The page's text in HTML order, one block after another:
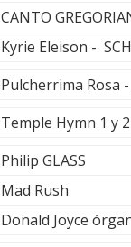
CANTO
Kyrie Eleison -
Pulcherrima Rosa -
Temple Hymn 1 y 2
Philip GLASS
Mad Rush
Donald Joyce